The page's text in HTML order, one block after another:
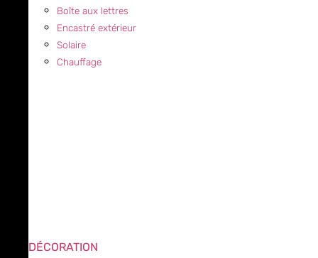
Boîte aux lettres
Encastré extérieur
Solaire
Chauffage
DÉCORATION